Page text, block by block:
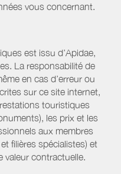
vous concernant.
est issu d’Apidae,
La responsabilité de
en cas d’erreur ou
sur ce site internet,
touristiques
les prix et les
aux membres
filières spécialistes) et
valeur contractuelle.